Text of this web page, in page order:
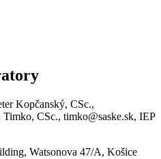
Kopčanský, CSc.,
CSc., timko@saske.sk, IEP
Watsonova 47/A, Košice